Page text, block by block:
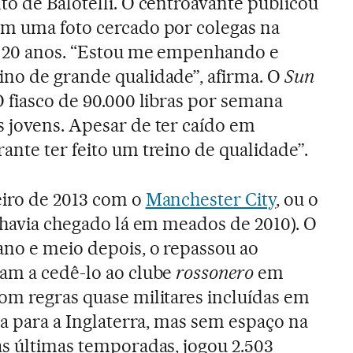
uma foto cercado por colegas na
anos. “Estou me empenhando e
de grande qualidade”, afirma. OSun
fiasco de 90.000 libras por semana
jovens. Apesar de ter caído em
ter feito um treino de qualidade”.
de 2013 com o Manchester City, ou o
chegado lá em meados de 2010). O
e meio depois, o repassou ao
a cedê-lo ao clube rossonero em
regras quase militares incluídas em
para a Inglaterra, mas sem espaço na
últimas temporadas, jogou 2.503